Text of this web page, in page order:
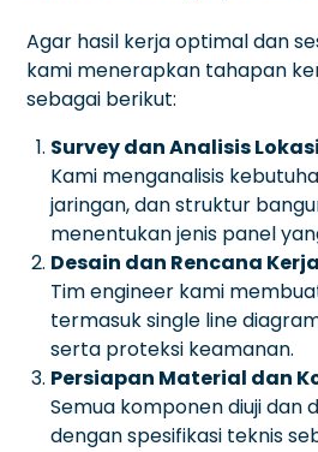
Agar hasil kerja optimal dan
kami menerapkan tahapan
sebagai berikut:
Survey dan Analisis Lokasi
Kami menganalisis
jaringan, dan struktur
menentukan jenis panel
Desain dan Rencana Kerja
Tim engineer kami
termasuk single line
serta proteksi keamanan.
Persiapan Material dan
Semua komponen diuji dan
dengan spesifikasi teknis